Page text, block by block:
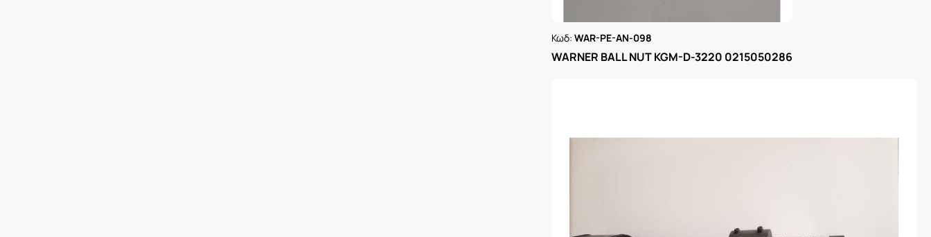
Κωδ: WAR-PE-AN-098
WARNER BALL NUT KGM-D-3220 0215050286